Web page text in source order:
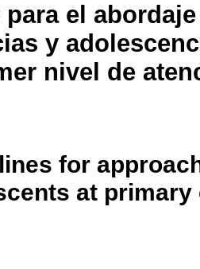
para el
y
nivel de
for
at primary